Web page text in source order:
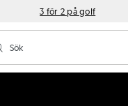
3 för 2 på golf
inaktivera
Sök